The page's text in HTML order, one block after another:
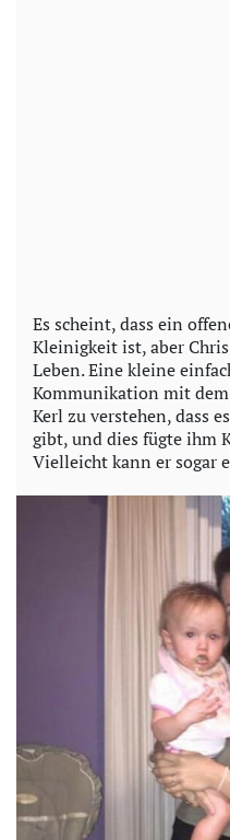
Es scheint, dass ein
Kleinigkeit ist, aber
Leben. Eine kleine
Kommunikation mit
Kerl zu verstehen, dass
gibt, und dies fügte ihm
Vielleicht kann er sogar